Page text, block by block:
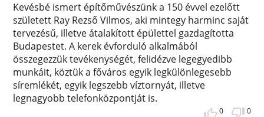
Kevésbé ismert építőművészünk a 150 évvel ezelőtt
született Ray Rezső Vilmos, aki mintegy harminc saját
tervezésű, illetve átalakított épülettel gazdagította
Budapestet. A kerek évforduló alkalmából
összegezzük tevékenységét, felidézve legegyedibb
munkáit, köztük a főváros egyik legkülönlegesebb
síremlékét, egyik legszebb víztornyát, illetve
legnagyobb telefonközpontját is.
0 0